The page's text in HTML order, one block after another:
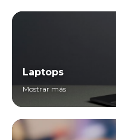
Laptops
Mostrar más